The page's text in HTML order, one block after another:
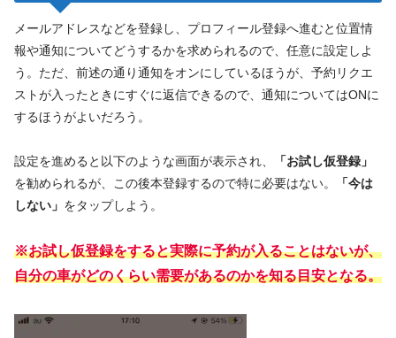
メールアドレスなどを登録し、プロフィール登録へ進むと位置情
報や通知についてどうするかを求められるので、任意に設定しよ
う。ただ、前述の通り通知をオンにしているほうが、予約リクエ
ストが入ったときにすぐに返信できるので、通知についてはONに
するほうがよいだろう。
設定を進めると以下のような画面が表示され、
「お試し仮登録」
を勧められるが、この後本登録するので特に必要はない。
「今は
しない」 をタップしよう。
※お試し仮登録をすると実際に予約が入ることはないが、
自分の車がどのくらい需要があるのかを知る目安となる。